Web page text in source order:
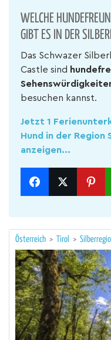
WELCHE
GIBT ES IN DER
Das Schwazer
Castle sind
besuchen kannst.
Jetzt 1
Hund in der Region
anzeigen...
Österreich > Tirol >